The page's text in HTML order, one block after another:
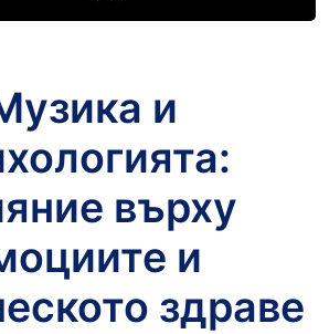
и
върху
и
здраве